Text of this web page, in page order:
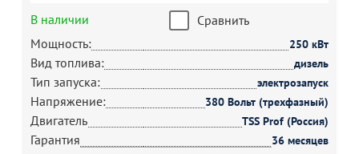
В наличии
Сравнить
Мощность:
250 кВт
Вид топлива: дизель
Тип запуска: электрозапуск
Напряжение: 380 Вольт (трехфазный)
Двигатель TSS Prof (Россия)
Гарантия 36 месяцев